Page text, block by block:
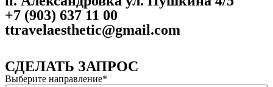
+7 (903) 637 11 00
ttravelaesthetic@gmail.com
СДЕЛАТЬ ЗАПРОС
Выберите направление*